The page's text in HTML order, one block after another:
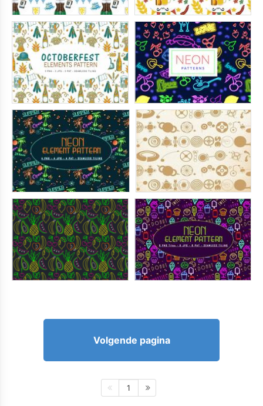
Volgende pagina
1